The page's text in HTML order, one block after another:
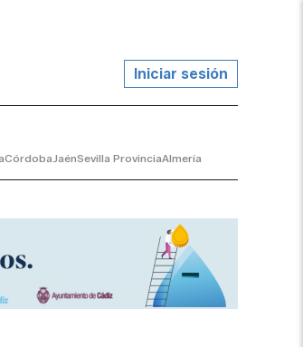
Iniciar sesión
CórdobaJaénSevilla ProvinciaAlmería